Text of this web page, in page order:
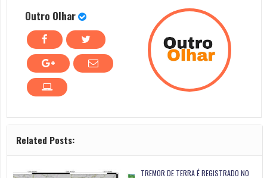
Outro Olhar
Related Posts:
TREMOR DE TERRA É REGISTRADO NO